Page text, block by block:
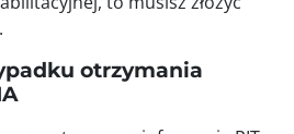
otrzymania